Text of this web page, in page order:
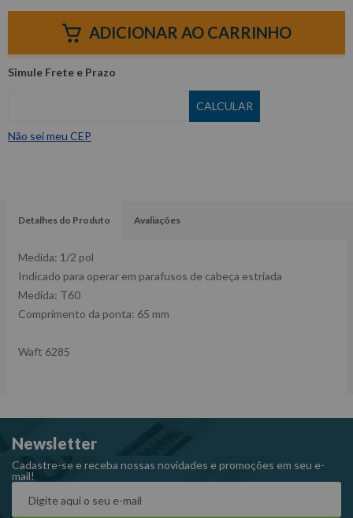
ADICIONAR AO CARRINHO
Não sei meu CEP
Detalhes do Produto Avaliações
Medida: 1/2 pol
Indicado para operar em parafusos de cabeça estriada
Medida: T60
Comprimento da ponta: 65 mm
Waft 6285
Newsletter
Cadastre-se e receba nossas novidades e promoções em seu e-
mail!